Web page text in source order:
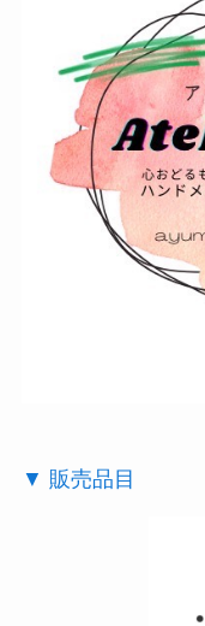
▼ 販売品目